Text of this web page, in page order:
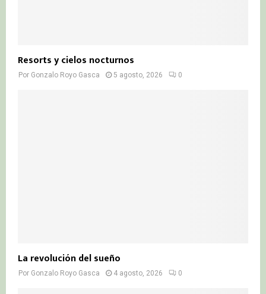
Resorts y cielos nocturnos
Por Gonzalo Royo Gasca 5 agosto, 2026 0
La revolución del sueño
Por Gonzalo Royo Gasca 4 agosto, 2026 0